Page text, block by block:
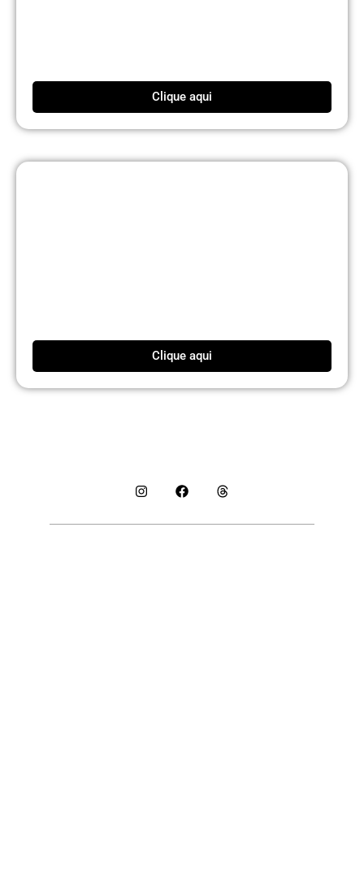
Clique aqui
Clique aqui